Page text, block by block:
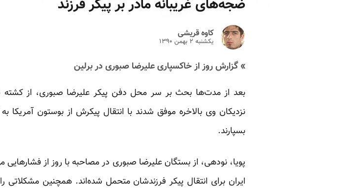
ضجه‌های غریبانه مادر بر پیکر فرزند
کاوه قریشی
یکشنبه ۲ بهمن ۱۳۹۰
» گزارش روز از خاکسپاری علیرضا صبوری در برلین
بعد از مدت‌ها بحث بر سر محل دفن پیکر علیرضا صبوری، از کشته
نزدیکان وی بالاخره موفق شدند با انتقال پیکرش از بوستون آمریکا
بسپارند.
پویا، نودهی، از بستگان علیرضا صبوری در مصاحبه با روز از فشارهایی
ایران برای انتقال پیکر فرزندشان متحمل شده‌اند. همچنین